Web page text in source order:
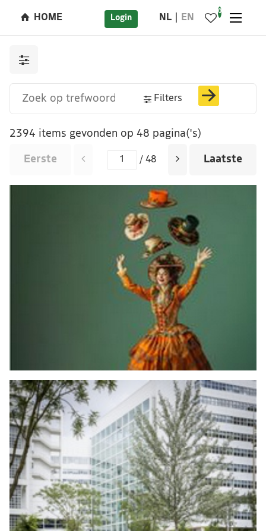
HOME Login NL EN
0
Filters
2394 items gevonden op 48 pagina('s)
Eerste / 48 Laatste